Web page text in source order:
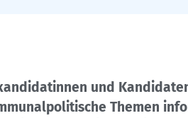
und
Themen